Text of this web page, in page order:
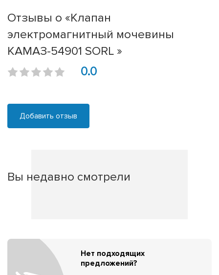
Отзывы о «Клапан
электромагнитный мочевины
КАМАЗ-54901 SORL »
0.0
Добавить отзыв
Вы недавно смотрели
Нет подходящих
предложений?